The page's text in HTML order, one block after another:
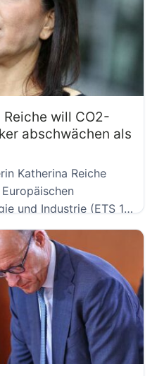
will CO2-
abschwächen als
Katherina Reiche
und Industrie (ETS 1)
[…]